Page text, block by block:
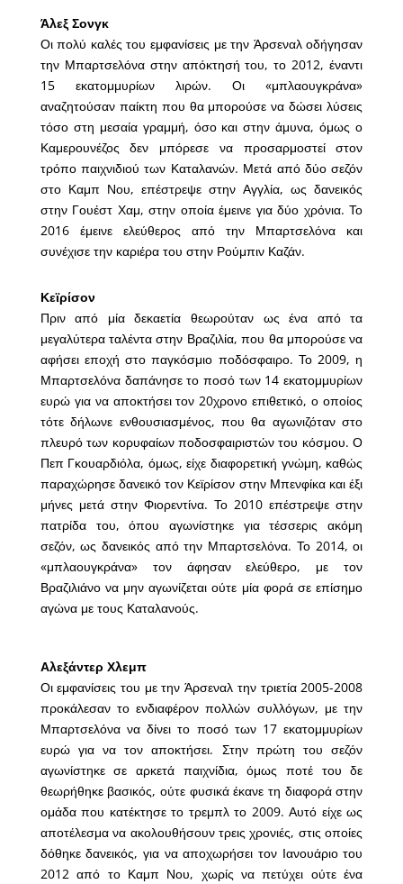
Άλεξ Σονγκ
Οι πολύ καλές του εμφανίσεις με την Άρσεναλ οδήγησαν
την Μπαρτσελόνα στην απόκτησή του, το 2012, έναντι
15 εκατομμυρίων λιρών. Οι «μπλαουγκράνα»
αναζητούσαν παίκτη που θα μπορούσε να δώσει λύσεις
τόσο στη μεσαία γραμμή, όσο και στην άμυνα, όμως ο
Καμερουνέζος δεν μπόρεσε να προσαρμοστεί στον
τρόπο παιχνιδιού των Καταλανών. Μετά από δύο σεζόν
στο Καμπ Νου, επέστρεψε στην Αγγλία, ως δανεικός
στην Γουέστ Χαμ, στην οποία έμεινε για δύο χρόνια. Το
2016 έμεινε ελεύθερος από την Μπαρτσελόνα και
συνέχισε την καριέρα του στην Ρούμπιν Καζάν.
Κεϊρίσον
Πριν από μία δεκαετία θεωρούταν ως ένα από τα
μεγαλύτερα ταλέντα στην Βραζιλία, που θα μπορούσε να
αφήσει εποχή στο παγκόσμιο ποδόσφαιρο. Το 2009, η
Μπαρτσελόνα δαπάνησε το ποσό των 14 εκατομμυρίων
ευρώ για να αποκτήσει τον 20χρονο επιθετικό, ο οποίος
τότε δήλωνε ενθουσιασμένος, που θα αγωνιζόταν στο
πλευρό των κορυφαίων ποδοσφαιριστών του κόσμου. Ο
Πεπ Γκουαρδιόλα, όμως, είχε διαφορετική γνώμη, καθώς
παραχώρησε δανεικό τον Κεϊρίσον στην Μπενφίκα και έξι
μήνες μετά στην Φιορεντίνα. Το 2010 επέστρεψε στην
πατρίδα του, όπου αγωνίστηκε για τέσσερις ακόμη
σεζόν, ως δανεικός από την Μπαρτσελόνα. Το 2014, οι
«μπλαουγκράνα» τον άφησαν ελεύθερο, με τον
Βραζιλιάνο να μην αγωνίζεται ούτε μία φορά σε επίσημο
αγώνα με τους Καταλανούς.
Αλεξάντερ Χλεμπ
Οι εμφανίσεις του με την Άρσεναλ την τριετία 2005-2008
προκάλεσαν το ενδιαφέρον πολλών συλλόγων, με την
Μπαρτσελόνα να δίνει το ποσό των 17 εκατομμυρίων
ευρώ για να τον αποκτήσει. Στην πρώτη του σεζόν
αγωνίστηκε σε αρκετά παιχνίδια, όμως ποτέ του δε
θεωρήθηκε βασικός, ούτε φυσικά έκανε τη διαφορά στην
ομάδα που κατέκτησε το τρεμπλ το 2009. Αυτό είχε ως
αποτέλεσμα να ακολουθήσουν τρεις χρονιές, στις οποίες
δόθηκε δανεικός, για να αποχωρήσει τον Ιανουάριο του
2012 από το Καμπ Νου, χωρίς να πετύχει ούτε ένα